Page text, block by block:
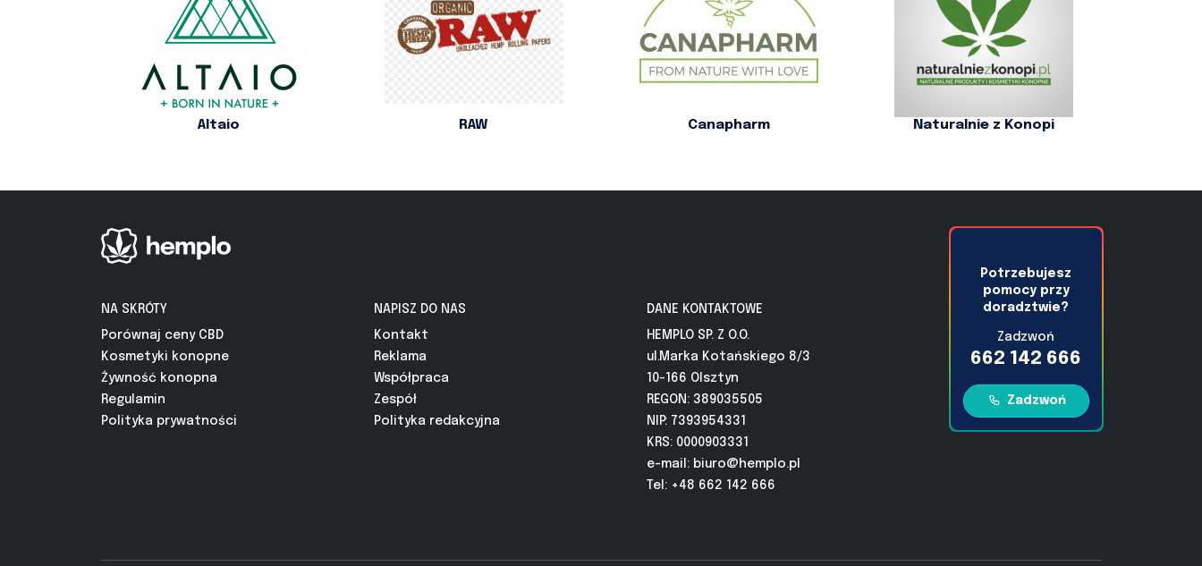
Altaio RAW Canapharm Naturalnie z Konopi
NA SKRÓTY
Porównaj ceny CBD
Kosmetyki konopne
Żywność konopna
Regulamin
Polityka prywatności
NAPISZ DO NAS
Kontakt
Reklama
Współpraca
Zespół
Polityka redakcyjna
DANE KONTAKTOWE
HEMPLO SP. Z O.O.
ul.Marka Kotańskiego 8/3
10-166 Olsztyn
REGON: 389035505
NIP: 7393954331
KRS: 0000903331
e-mail: biuro@hemplo.pl
Tel: +48 662 142 666
Potrzebujesz
pomocy przy
doradztwie?
Zadzwoń
662 142 666
Zadzwoń